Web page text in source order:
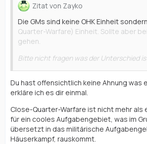
Zitat von Zayko
Die GMs sind keine OHK Einheit
Quarter-Warfare) Einheit. Sollte aber
gehen.
Bitte nicht fragen was der Unterschied
Du hast offensichtlich keine Ahnung
erkläre ich es dir einmal.
Close-Quarter-Warfare ist nicht mehr als
für ein cooles Aufgabengebiet, was im
übersetzt in das militärische
Häuserkampf, rauskommt.